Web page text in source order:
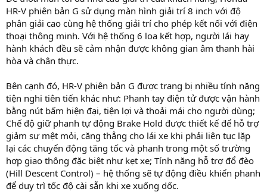
HR-V phiên bản G sử dụng màn hình giải trí 8 inch với độ
phân giải cao cùng hệ thống giải trí cho phép kết nối với điện
thoại thông minh. Với hệ thống 6 loa kết hợp, người lái hay
hành khách đều sẽ cảm nhận được không gian âm thanh hài
hòa và chân thực.
Bên cạnh đó, HR-V phiên bản G được trang bị nhiều tính năng
tiện nghi tiên tiến khác như: Phanh tay điện tử được vận hành
bằng nút bấm hiện đại, tiện lợi và thoải mái cho người dùng;
Chế độ giữ phanh tự động Brake Hold được thiết kế để hỗ trợ
giảm sự mệt mỏi, căng thẳng cho lái xe khi phải liên tục lặp
lại các chuyển động tăng tốc và phanh trong một số trường
hợp giao thông đặc biệt như kẹt xe; Tính năng hỗ trợ đổ đèo
(Hill Descent Control) – hệ thống sẽ tự động điều khiển phanh
để duy trì tốc độ cài sẵn khi xe xuống dốc.